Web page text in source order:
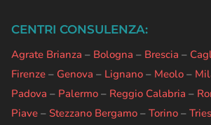
CENTRI CONSULENZA:
Agrate Brianza – Bologna – Brescia –
Firenze– Genova – Lignano– Meolo–
Padova – Palermo– Reggio Calabria –
Piave– Stezzano Bergamo– Torino–